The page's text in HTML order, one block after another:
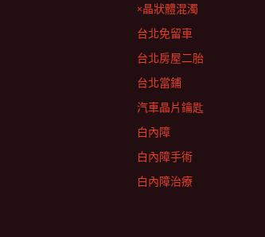
×晶狀體混濁
台北免留車
台北房屋二胎
台北當鋪
汽車晶片鑰匙
白內障
白內障手術
白內障治療